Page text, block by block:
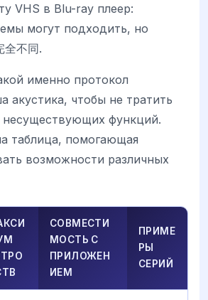
VHS в Blu-ray плеер:
могут подходить, но
不同.
именно протокол
акустика, чтобы не тратить
несуществующих функций.
таблица, помогающая
возможности различных
СОВМЕСТИ
МОСТЬ С
ПРИЛОЖЕН
ИЕМ
ПРИМЕ
РЫ
СЕРИЙ